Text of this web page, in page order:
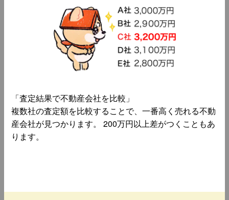
「査定結果で不動産会社を比較」
複数社の査定額を比較することで、一番高く売れる不動
産会社が見つかります。 200万円以上差がつくこともあ
ります。